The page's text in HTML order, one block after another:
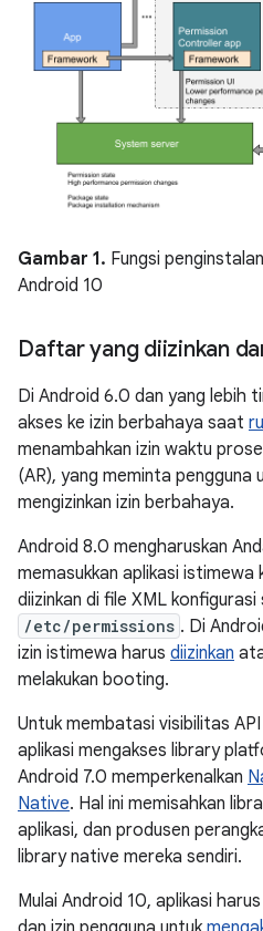
Gambar 1. Fungsi
Android 10
Daftar yang diizinkan
Di Android 6.0 dan yang lebih
akses ke izin berbahaya saat
menambahkan izin waktu
(AR), yang meminta pengguna
mengizinkan izin berbahaya.
Android 8.0 mengharuskan
memasukkan aplikasi istimewa
diizinkan di file XML
/etc/permissions . Di
izin istimewa harus diizinkan
melakukan booting.
Untuk membatasi visibilitas
aplikasi mengakses library
Android 7.0 memperkenalkan
Native. Hal ini memisahkan
aplikasi, dan produsen
library native mereka sendiri.
Mulai Android 10, aplikasi